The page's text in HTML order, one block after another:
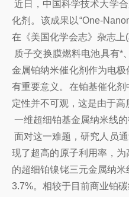
近日，中国科学技术大学
化剂。该成果以“One-
在《美国化学会志》杂志
质子交换膜燃料电池具有*
金属铂纳米催化剂作为电
有重要意义。在铂基催化
定性并不可观，这是由于
一维超细铂基金属纳米线
面对这一难题，研究人员
现了超高的原子利用率，
的超细铂镍铑三元金属纳
3.7%。相较于目前商业铂